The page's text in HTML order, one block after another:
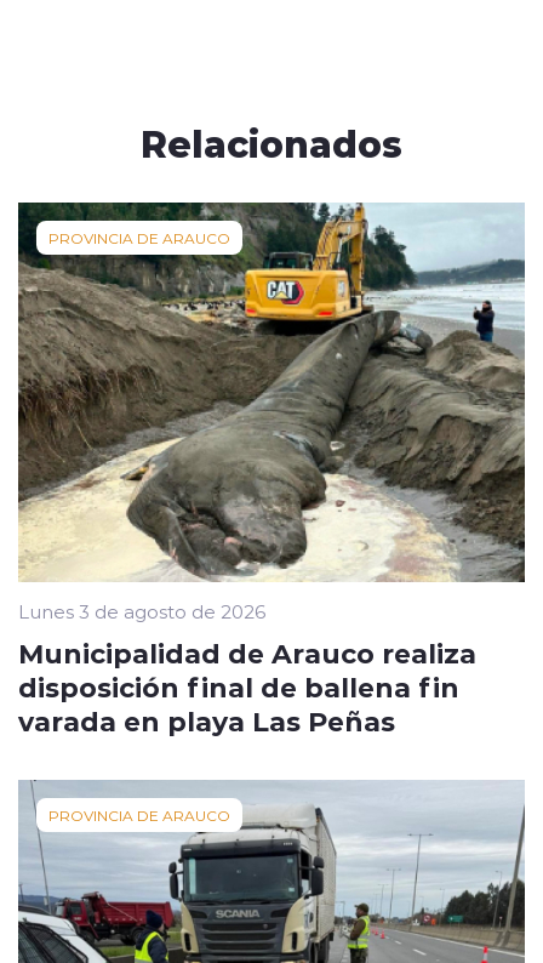
Relacionados
PROVINCIA DE ARAUCO
Lunes 3 de agosto de 2026
Municipalidad de Arauco realiza
disposición final de ballena fin
varada en playa Las Peñas
PROVINCIA DE ARAUCO